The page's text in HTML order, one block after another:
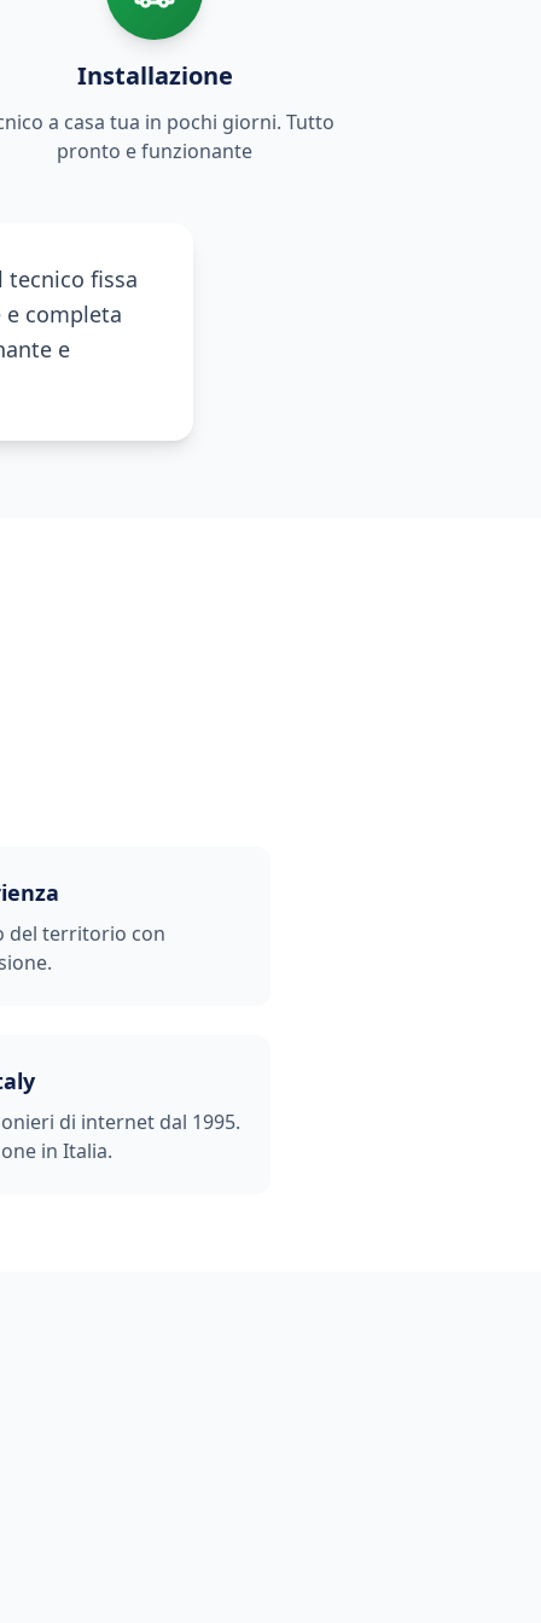
Installazione
a casa tua in pochi giorni. Tutto
pronto e funzionante
tecnico fissa
completa
e
del territorio con
di internet dal 1995.
in Italia.